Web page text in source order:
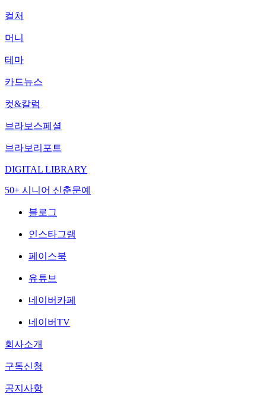
컬처
머니
테마
카드뉴스
컷&칼럼
브라보스페셜
브라보리포트
DIGITAL LIBRARY
50+ 시니어 신춘문예
블로그
인스타그램
페이스북
유튜브
네이버카페
네이버TV
회사소개
구독신청
공지사항